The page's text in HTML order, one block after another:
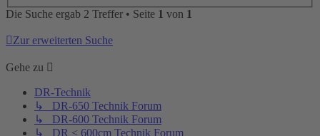
Die Suche ergab 2 Treffer • Seite 1 von 1
Zur erweiterten Suche
Gehe zu
DR-Technik
↳ DR-650 Technik Forum
↳ DR-600 Technik Forum
↳ DR < 600cm Technik Forum